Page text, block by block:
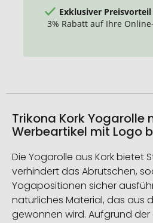
Exklusiver Preisvorteil
3% Rabatt auf Ihre
Trikona Kork Yogarolle
Werbeartikel mit Logo
Die Yogarolle aus Kork bietet
verhindert das Abrutschen,
Yogapositionen sicher
natürliches Material, das aus
gewonnen wird. Aufgrund